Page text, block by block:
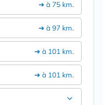
➔ à 75 km.
➔ à 97 km.
➔ à 101 km.
➔ à 101 km.